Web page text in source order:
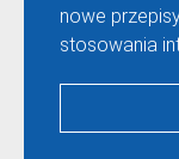
nowe
stosowania